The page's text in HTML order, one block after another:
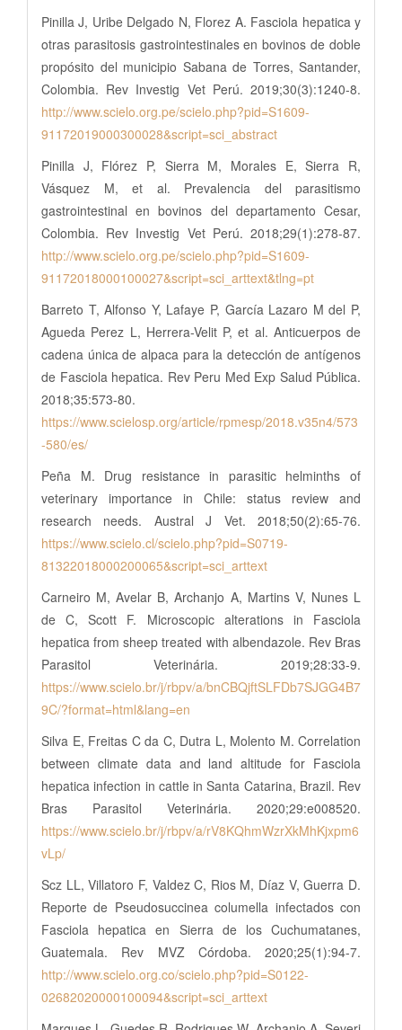
Pinilla J, Uribe Delgado N, Florez A. Fasciola hepatica y
otras parasitosis gastrointestinales en bovinos de doble
propósito del municipio Sabana de Torres, Santander,
Colombia. Rev Investig Vet Perú. 2019;30(3):1240-8.
http://www.scielo.org.pe/scielo.php?pid=S1609-
91172019000300028&script=sci_abstract
Pinilla J, Flórez P, Sierra M, Morales E, Sierra R,
Vásquez M, et al. Prevalencia del parasitismo
gastrointestinal en bovinos del departamento Cesar,
Colombia. Rev Investig Vet Perú. 2018;29(1):278-87.
http://www.scielo.org.pe/scielo.php?pid=S1609-
91172018000100027&script=sci_arttext&tlng=pt
Barreto T, Alfonso Y, Lafaye P, García Lazaro M del P,
Agueda Perez L, Herrera-Velit P, et al. Anticuerpos de
cadena única de alpaca para la detección de antígenos
de Fasciola hepatica. Rev Peru Med Exp Salud Pública.
2018;35:573-80.
https://www.scielosp.org/article/rpmesp/2018.v35n4/573
-580/es/
Peña M. Drug resistance in parasitic helminths of
veterinary importance in Chile: status review and
research needs. Austral J Vet. 2018;50(2):65-76.
https://www.scielo.cl/scielo.php?pid=S0719-
81322018000200065&script=sci_arttext
Carneiro M, Avelar B, Archanjo A, Martins V, Nunes L
de C, Scott F. Microscopic alterations in Fasciola
hepatica from sheep treated with albendazole. Rev Bras
Parasitol Veterinária. 2019;28:33-9.
https://www.scielo.br/j/rbpv/a/bnCBQjftSLFDb7SJGG4B7
9C/?format=html&lang=en
Silva E, Freitas C da C, Dutra L, Molento M. Correlation
between climate data and land altitude for Fasciola
hepatica infection in cattle in Santa Catarina, Brazil. Rev
Bras Parasitol Veterinária. 2020;29:e008520.
https://www.scielo.br/j/rbpv/a/rV8KQhmWzrXkMhKjxpm6
vLp/
Scz LL, Villatoro F, Valdez C, Rios M, Díaz V, Guerra D.
Reporte de Pseudosuccinea columella infectados con
Fasciola hepatica en Sierra de los Cuchumatanes,
Guatemala. Rev MVZ Córdoba. 2020;25(1):94-7.
http://www.scielo.org.co/scielo.php?pid=S0122-
02682020000100094&script=sci_arttext